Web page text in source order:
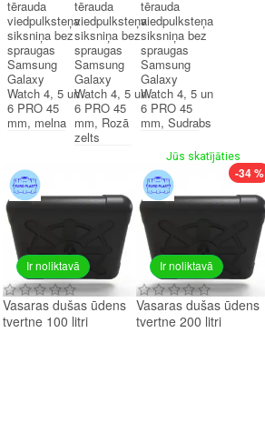
tērauda
viedpulksteņa
siksniņa bez
spraugas
Samsung
Galaxy
Watch 4, 5 un
6 PRO 45
mm, melna
tērauda
viedpulksteņa
siksniņa bez
spraugas
Samsung
Galaxy
Watch 4, 5 un
6 PRO 45
mm, Rozā
zelts
tērauda
viedpulksteņa
siksniņa bez
spraugas
Samsung
Galaxy
Watch 4, 5 un
6 PRO 45
mm, Sudrabs
Jūs skatījāties
Ir noliktavā
Vasaras dušas ūdens
tvertne 100 litri
Ir noliktavā
-34 %
Vasaras dušas ūdens
tvertne 200 litri